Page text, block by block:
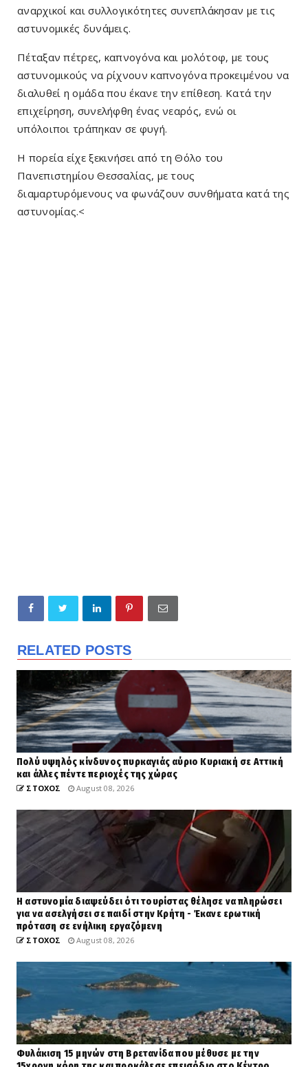
αναρχικοί και συλλογικότητες συνεπλάκησαν με τις
αστυνομικές δυνάμεις.
Πέταξαν πέτρες, καπνογόνα και μολότοφ, με τους
αστυνομικούς να ρίχνουν καπνογόνα προκειμένου να
διαλυθεί η ομάδα που έκανε την επίθεση. Κατά την
επιχείρηση, συνελήφθη ένας νεαρός, ενώ οι
υπόλοιποι τράπηκαν σε φυγή.
Η πορεία είχε ξεκινήσει από τη Θόλο του
Πανεπιστημίου Θεσσαλίας, με τους
διαμαρτυρόμενους να φωνάζουν συνθήματα κατά της
αστυνομίας.<
RELATED POSTS
Πολύ υψηλός κίνδυνος πυρκαγιάς αύριο Κυριακή σε Αττική
και άλλες πέντε περιοχές της χώρας
ΣΤΟΧΟΣ August 08, 2026
Η αστυνομία διαψεύδει ότι τουρίστας θέλησε να πληρώσει
για να ασελγήσει σε παιδί στην Κρήτη - Έκανε ερωτική
πρόταση σε ενήλικη εργαζόμενη
ΣΤΟΧΟΣ August 08, 2026
Φυλάκιση 15 μηνών στη Βρετανίδα που μέθυσε με την